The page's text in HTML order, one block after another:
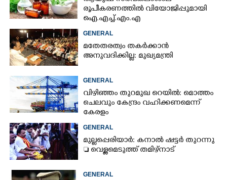
രൂപീകരണത്തിൽ വിയോജിപ്പുമായി
ഐ.എച്ച്.എം.എ
GENERAL
മതേതരത്വം തകർക്കാൻ
അനുവദിക്കില്ല: മുഖ്യമന്ത്രി
GENERAL
വിഴിഞ്ഞം തുറമുഖ റെയിൽ: മൊത്തം
ചെലവും കേന്ദ്രം വഹിക്കണമെന്ന്
കേരളം
GENERAL
മുല്ലപ്പെരിയാർ: കനാൽ ഷട്ടർ തുറന്നു
 വെള്ളമെടുത്ത് തമിഴ്നാട്
GENERAL